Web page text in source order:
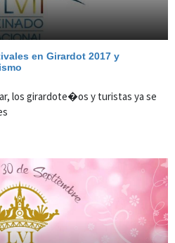
en Girardot 2017 y
los girardote�os y turistas ya se